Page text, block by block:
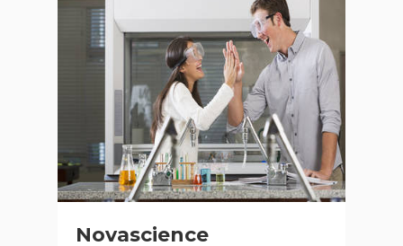
Novascience